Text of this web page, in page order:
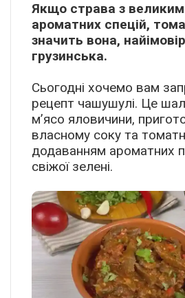
Якщо страва з
ароматних спецій,
значить вона,
грузинська.
Сьогодні хочемо вам
рецепт чашушулі. Це
м’ясо яловичини,
власному соку та
додаванням ароматних
свіжої зелені.